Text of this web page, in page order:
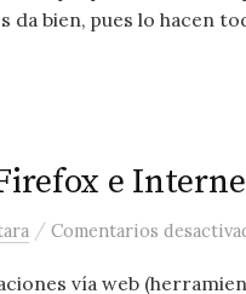
da bien, pues lo hacen
e
/ Comentarios
vía web